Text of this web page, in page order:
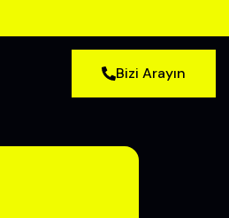
Bizi Arayın